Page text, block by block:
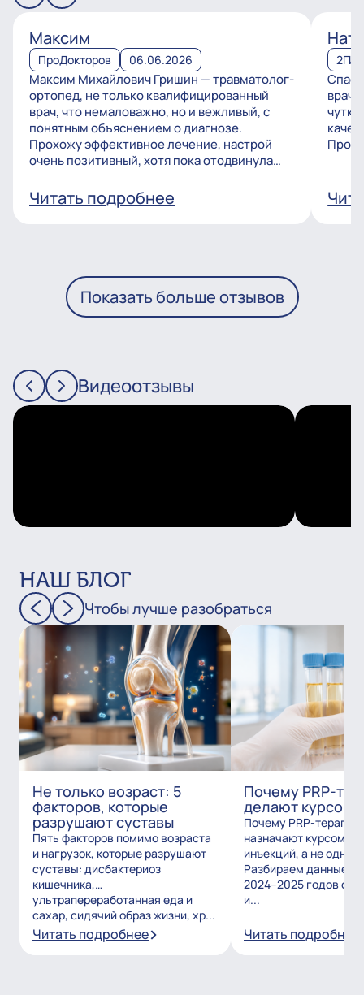
Максим
ПроДокторов 06.06.2026
Максим Михайлович Гришин — травматолог-
ортопед, не только квалифицированный
врач, что немаловажно, но и вежливый, с
понятным объяснением о диагнозе.
Прохожу эффективное лечение, настрой
очень позитивный, хотя пока отодвинула
Читать подробнее
Показать больше отзывов
Видеоотзывы
НАШ БЛОГ
Чтобы лучше разобраться
Не только возраст: 5
факторов, которые
разрушают суставы
Пять факторов помимо возраста
и нагрузок, которые разрушают
суставы: дисбактериоз
кишечника,
ультрапереработанная еда и
сахар, сидячий образ жизни, хр...
Читать подробнее
Почему PRP-
делают курсом?
Почему PRP-
назначают курсом из
инъекций, а не
Разбираем данные
2024–2025 годов о
и...
Читать подробнее